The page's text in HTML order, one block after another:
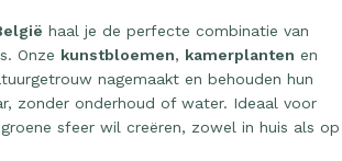
haal je de perfecte combinatie van
Onze kunstbloemen, kamerplanten en
nagemaakt en behouden hun
zonder onderhoud of water. Ideaal voor
sfeer wil creëren, zowel in huis als op